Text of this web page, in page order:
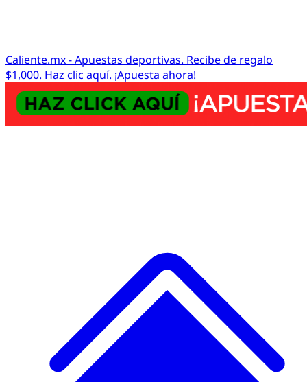
Caliente.mx - Apuestas deportivas. Recibe de regalo
$1,000. Haz clic aquí. ¡Apuesta ahora!